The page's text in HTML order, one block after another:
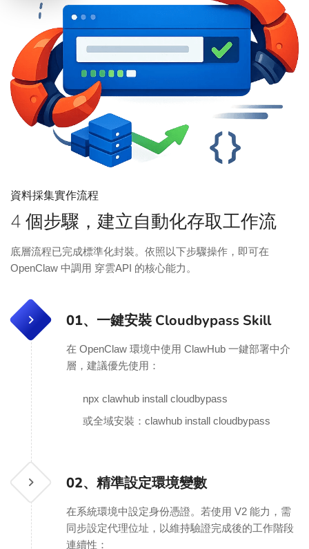
資料採集實作流程
4 個步驟，建立自動化存取工作流
底層流程已完成標準化封裝。依照以下步驟操作，即可在
OpenClaw 中調用 穿雲API 的核心能力。
01、 一鍵安裝 Cloudbypass Skill
在 OpenClaw 環境中使用 ClawHub 一鍵部署中介
層，建議優先使用：
npx clawhub install cloudbypass
或全域安裝：clawhub install cloudbypass
02、 精準設定環境變數
在系統環境中設定身份憑證。若使用 V2 能力，需
同步設定代理位址，以維持驗證完成後的工作階段
連續性：